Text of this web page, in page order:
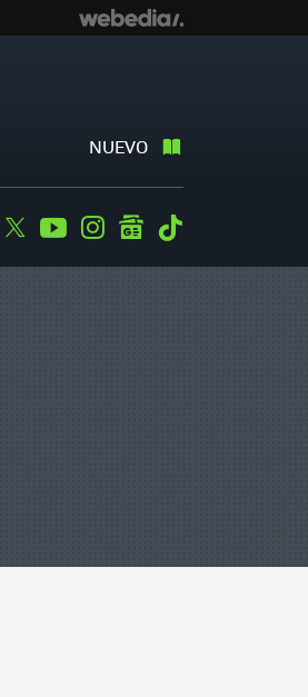
NUEVO
Facebook
TwitterYoutubeInstagramgooglenews